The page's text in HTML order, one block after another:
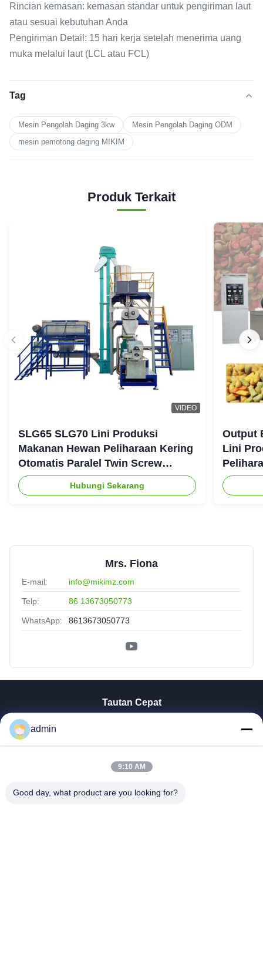
Rincian kemasan: kemasan standar untuk pengiriman laut
atau sesuai kebutuhan Anda
Pengiriman Detail: 15 hari kerja setelah menerima uang
muka melalui laut (LCL atau FCL)
Tag
Mesin Pengolah Daging 3kw
Mesin Pengolah Daging ODM
mesin pemotong daging MIKIM
Produk Terkait
VIDEO
SLG65 SLG70 Lini Produksi
Makanan Hewan Peliharaan Kering
Otomatis Paralel Twin Screw
Extruder CE
Hubungi Sekarang
Output
Lini
Mrs. Fiona
E-mail: info@mikimz.com
Telp: 86 13673050773
WhatsApp: 8613673050773
Tautan Cepat
Tentang Kita
Kontrol Kualitas
admin
9:10 AM
Good day, what product are you looking for?